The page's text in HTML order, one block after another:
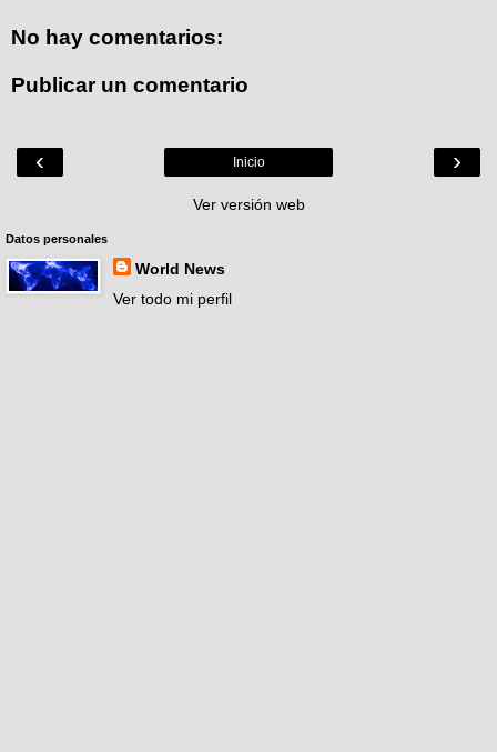
No hay comentarios:
Publicar un comentario
‹ ›
Inicio
Ver versión web
Datos personales
World News
Ver todo mi perfil